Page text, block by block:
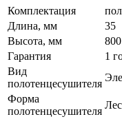
Комплектация
Длина, мм
35
Высота, мм
800
Гарантия
1
Вид
полотенцесушителя
Форма
полотенцесушителя